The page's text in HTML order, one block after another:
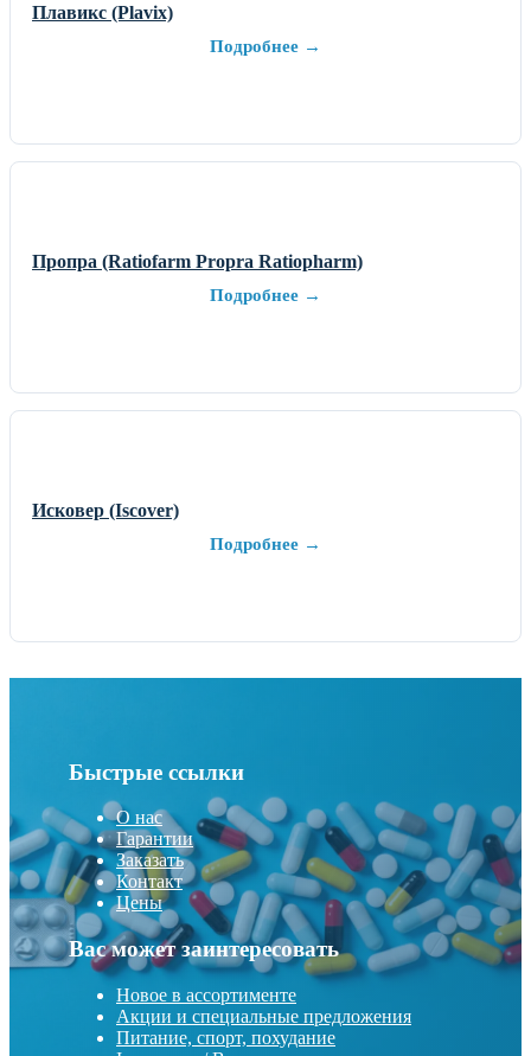
Плавикс (Plavix)
Подробнее →
Пропра (Ratiofarm Propra Ratiopharm)
Подробнее →
Исковер (Iscover)
Подробнее →
Быстрые ссылки
О нас
Гарантии
Заказать
Контакт
Цены
Вас может заинтересовать
Новое в ассортименте
Акции и специальные предложения
Питание, спорт, похудание